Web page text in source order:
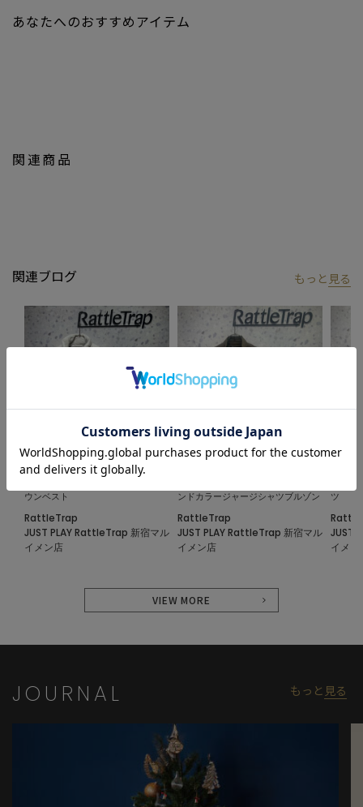
をご参考ください。
関連商品
あなたへのおすすめアイテム
関連ブログ もっと 見る
2024.11.08
ウンベスト
RattleTrap
JUST PLAY RattleTrap 新宿マル
イメン店
ンドカラージャージシャツブルゾン
RattleTrap
JUST PLAY RattleTrap 新宿マル
イメン店
ツ
JUST
イメン
VIEW MORE
JOURNAL もっと 見る